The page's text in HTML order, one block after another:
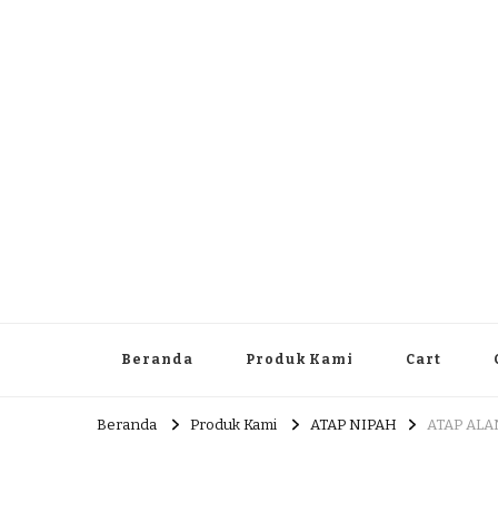
Beranda Produk Kami Cart
Beranda Produk Kami ATAP NIPAH ATAP